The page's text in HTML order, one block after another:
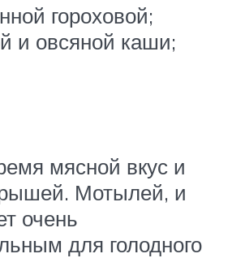
гороховой;
и овсяной каши;
мясной вкус и
Мотылей, и
очень
для голодного